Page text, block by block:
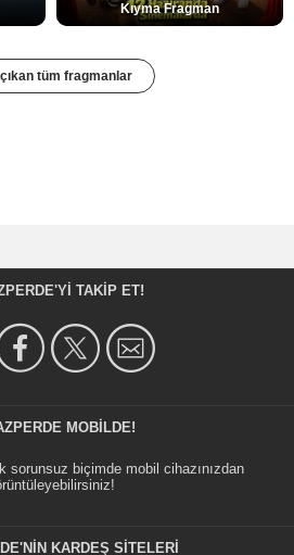
Kıyma Fragman
tüm fragmanlar
TAKIP ET!
MOBILDE!
sorunsuz biçimde mobil cihazınızdan
KARDEŞ SİTELERİ